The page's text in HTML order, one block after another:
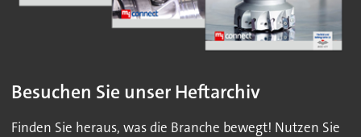
Besuchen Sie unser Heftarchiv
Finden Sie heraus, was die Branche bewegt! Nutzen Sie